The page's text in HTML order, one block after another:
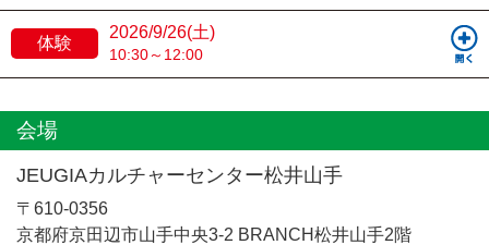
体験
2026/9/26(土)
10:30～12:00
会場
JEUGIAカルチャーセンター松井山手
〒610-0356
京都府京田辺市山手中央3-2 BRANCH松井山手2階